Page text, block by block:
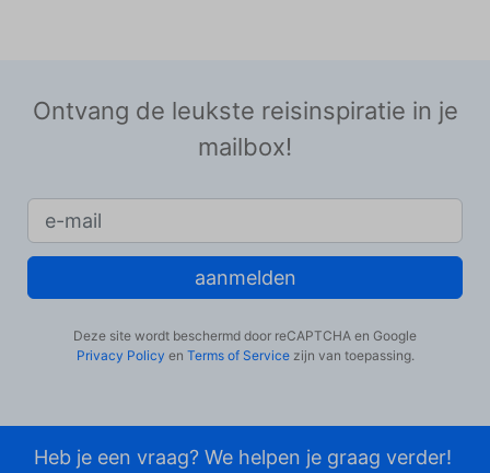
Ontvang de leukste reisinspiratie in je
mailbox!
aanmelden
Deze site wordt beschermd door reCAPTCHA en Google
Privacy Policy en Terms of Servicezijn van toepassing.
Heb je een vraag? We helpen je graag verder!